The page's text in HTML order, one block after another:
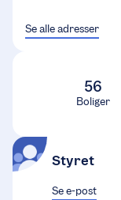
Se alle adresser
56
Boliger
Styret
Se e-post